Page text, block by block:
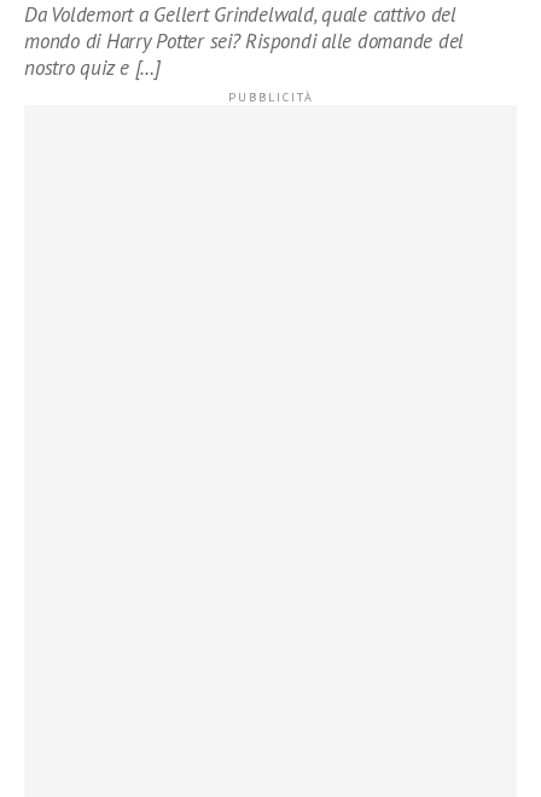
Da Voldemort a Gellert Grindelwald, quale cattivo del
mondo di Harry Potter sei? Rispondi alle domande del
nostro quiz e […]